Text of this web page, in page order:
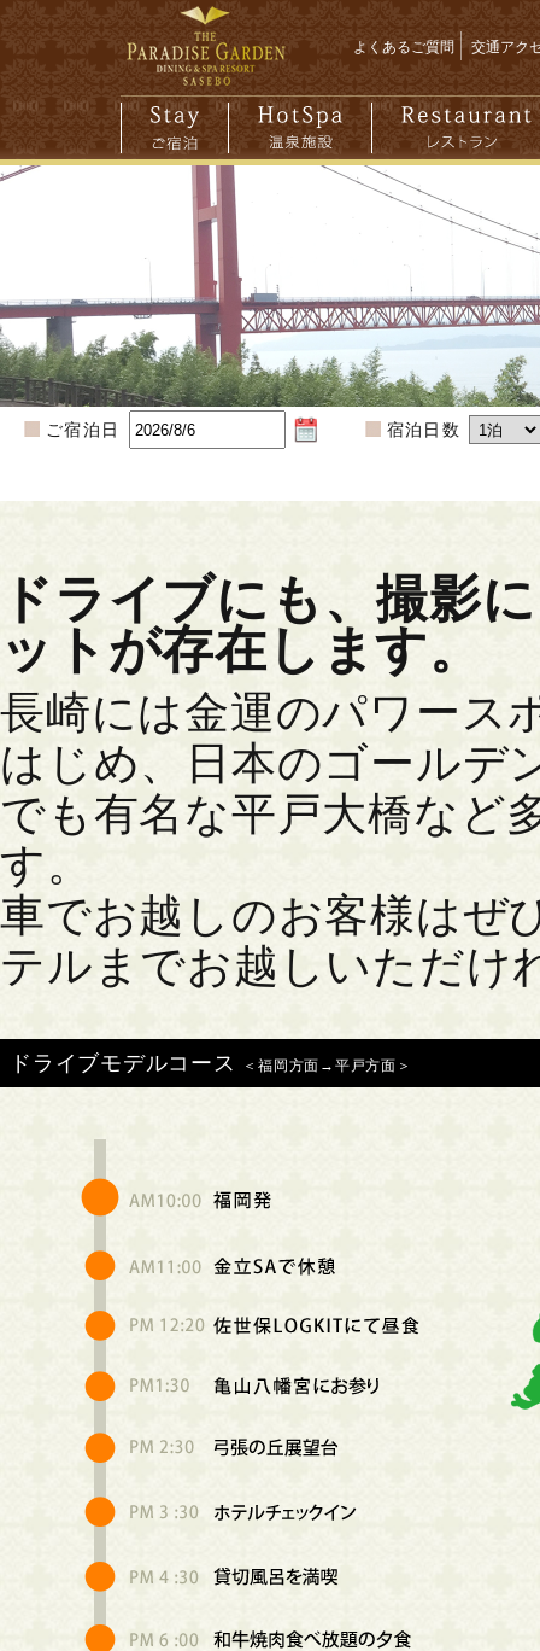
よくあるご質問 交通アク
ご宿泊日 宿泊日数
ドライブにも、撮影
ットが存在します。
長崎には金運のパワース
はじめ、日本のゴールデ
でも有名な平戸大橋など
す。
車でお越しのお客様はぜ
テルまでお越しいただけ
ドライブモデルコース ＜福岡方面→平戸方面＞